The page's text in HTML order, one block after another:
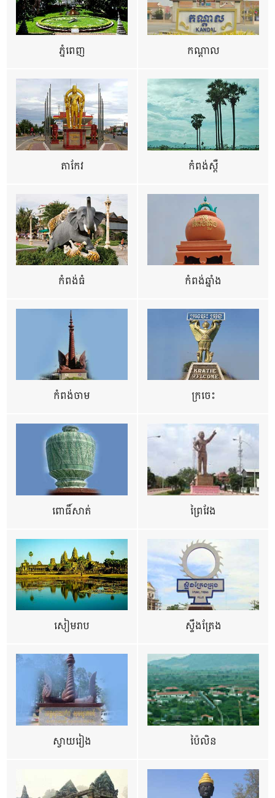
ភ្នំពេញ កណ្តាល
តាកែវ កំពង់ស្ពឺ
កំពង់ធំ កំពង់ឆ្នាំង
កំពង់ចាម ក្រចេះ
ពោធិ៍សាត់ ព្រៃវែង
សៀមរាប ស្ទឹងត្រែង
ស្វាយរៀង ប៉ៃលិន